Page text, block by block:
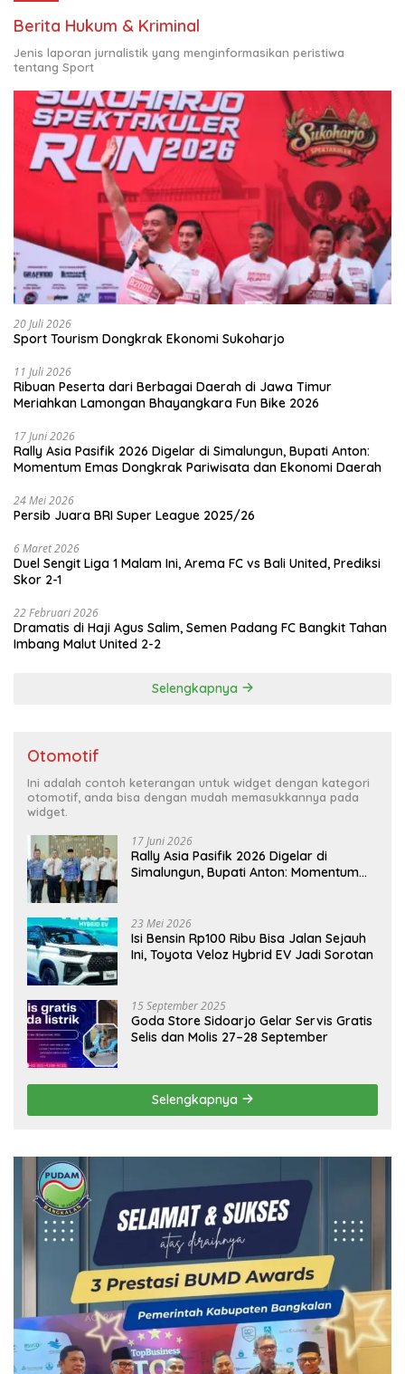
Berita Hukum & Kriminal
Jenis laporan jurnalistik yang menginformasikan peristiwa
tentang Sport
20 Juli 2026
Sport Tourism Dongkrak Ekonomi Sukoharjo
11 Juli 2026
Ribuan Peserta dari Berbagai Daerah di Jawa Timur
Meriahkan Lamongan Bhayangkara Fun Bike 2026
17 Juni 2026
Rally Asia Pasifik 2026 Digelar di Simalungun, Bupati Anton:
Momentum Emas Dongkrak Pariwisata dan Ekonomi Daerah
24 Mei 2026
Persib Juara BRI Super League 2025/26
6 Maret 2026
Duel Sengit Liga 1 Malam Ini, Arema FC vs Bali United, Prediksi
Skor 2-1
22 Februari 2026
Dramatis di Haji Agus Salim, Semen Padang FC Bangkit Tahan
Imbang Malut United 2-2
Selengkapnya
Otomotif
Ini adalah contoh keterangan untuk widget dengan kategori
otomotif, anda bisa dengan mudah memasukkannya pada
widget.
17 Juni 2026
Rally Asia Pasifik 2026 Digelar di
Simalungun, Bupati Anton: Momentum
23 Mei 2026
Isi Bensin Rp100 Ribu Bisa Jalan Sejauh
Ini, Toyota Veloz Hybrid EV Jadi Sorotan
15 September 2025
Goda Store Sidoarjo Gelar Servis Gratis
Selis dan Molis 27–28 September
Selengkapnya